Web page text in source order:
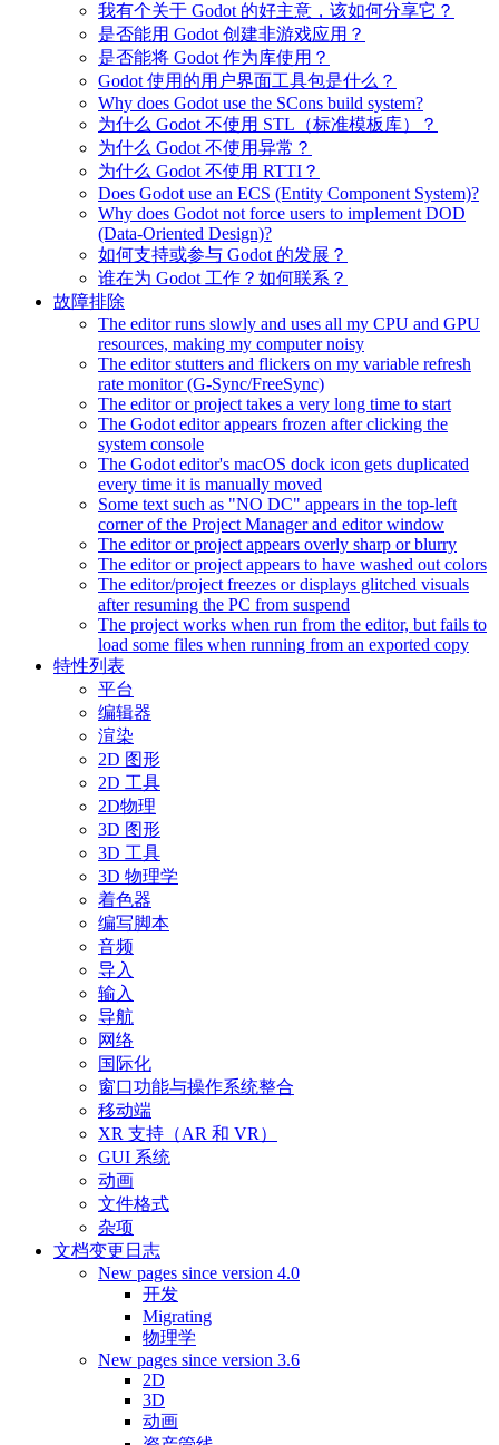
我有个关于 Godot 的好主意，该如何分享它？
是否能用 Godot 创建非游戏应用？
是否能将 Godot 作为库使用？
Godot 使用的用户界面工具包是什么？
Why does Godot use the SCons build system?
为什么 Godot 不使用 STL（标准模板库）？
为什么 Godot 不使用异常？
为什么 Godot 不使用 RTTI？
Does Godot use an ECS (Entity Component System)?
Why does Godot not force users to implement DOD
(Data-Oriented Design)?
如何支持或参与 Godot 的发展？
谁在为 Godot 工作？如何联系？
故障排除
The editor runs slowly and uses all my CPU and GPU
resources, making my computer noisy
The editor stutters and flickers on my variable refresh
rate monitor (G-Sync/FreeSync)
The editor or project takes a very long time to start
The Godot editor appears frozen after clicking the
system console
The Godot editor's macOS dock icon gets duplicated
every time it is manually moved
Some text such as "NO DC" appears in the top-left
corner of the Project Manager and editor window
The editor or project appears overly sharp or blurry
The editor or project appears to have washed out colors
The editor/project freezes or displays glitched visuals
after resuming the PC from suspend
The project works when run from the editor, but fails to
load some files when running from an exported copy
特性列表
平台
编辑器
渲染
2D 图形
2D 工具
2D物理
3D 图形
3D 工具
3D 物理学
着色器
编写脚本
音频
导入
输入
导航
网络
国际化
窗口功能与操作系统整合
移动端
XR 支持（AR 和 VR）
GUI 系统
动画
文件格式
杂项
文档变更日志
New pages since version 4.0
开发
Migrating
物理学
New pages since version 3.6
2D
3D
动画